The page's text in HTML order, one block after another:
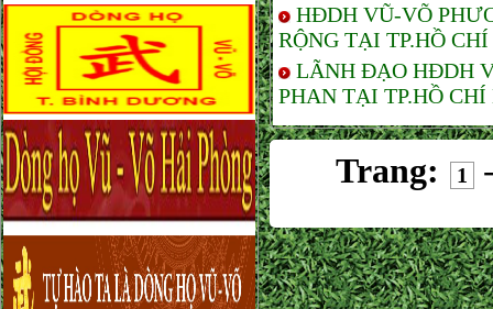
HĐDH VŨ-VÕ
RỘNG TẠI TP.HỒ
LÃNH ĐẠO HĐDH
PHAN TẠI TP.HỒ
Trang: 1